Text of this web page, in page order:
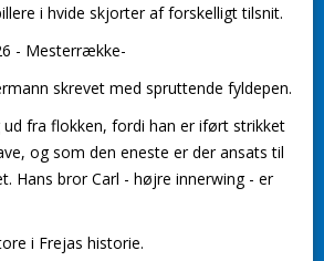
i hvide skjorter af forskelligt tilsnit.
- Mesterrække-
skrevet med spruttende fyldepen.
ud fra flokken, fordi han er iført strikket
og som den eneste er der ansats til
Hans bror Carl - højre innerwing - er
i Frejas historie.